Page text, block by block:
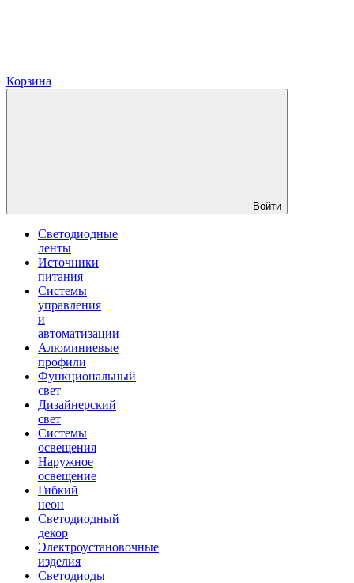
Корзина
Войти
Светодиодные
ленты
Источники
питания
Системы
управления
и
автоматизации
Алюминиевые
профили
Функциональный
свет
Дизайнерский
свет
Системы
освещения
Наружное
освещение
Гибкий
неон
Светодиодный
декор
Электроустановочные
изделия
Светодиоды